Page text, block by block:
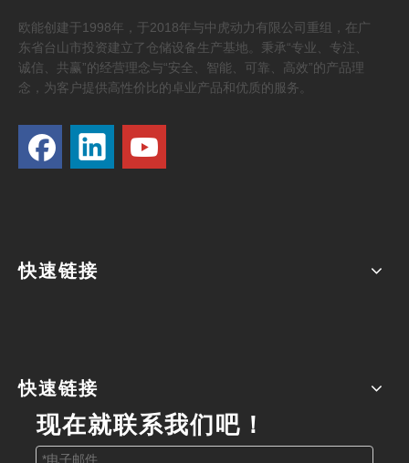
欧能创建于1998年，于2018年与中虎动力有限公司重组，在广
东省台山市投资建立了仓储设备生产基地。秉承“专业、专注、
诚信、共赢”的经营理念与“安全、智能、可靠、高效”的产品理
念，为客户提供高性价比的卓业产品和优质的服务。
快速链接
快速链接
现在就联系我们吧！